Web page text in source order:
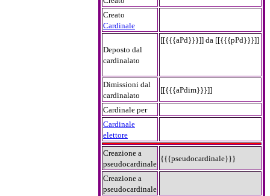
Creato
Cardinale
Deposto dal
cardinalato
[[{{{aPd}}}]] da [[{{{pPd}}}]]
Dimissioni dal
cardinalato
[[{{{aPdim}}}]]
Cardinale per
Cardinale
elettore
Creazione a
pseudocardinale
{{{pseudocardinale}}}
Creazione a
pseudocardinale